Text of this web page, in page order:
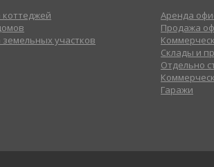
участков
Аренда
Продажа
Склады и
Отдельно
Гаражи